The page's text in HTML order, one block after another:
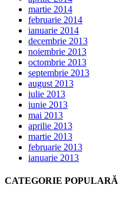
martie 2014
februarie 2014
ianuarie 2014
decembrie 2013
noiembrie 2013
octombrie 2013
septembrie 2013
august 2013
iulie 2013
iunie 2013
mai 2013
aprilie 2013
martie 2013
februarie 2013
ianuarie 2013
CATEGORIE POPULARĂ